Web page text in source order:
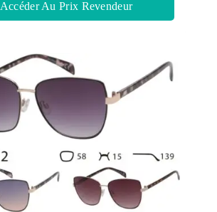
Accéder Au Prix Revendeur